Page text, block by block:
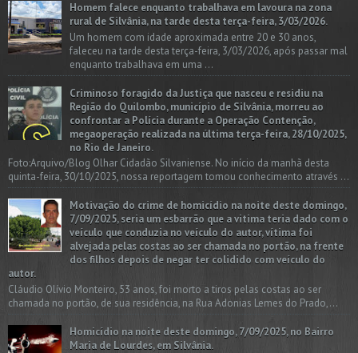
Homem falece enquanto trabalhava em lavoura na zona
rural de Silvânia, na tarde desta terça-feira, 3/03/2026.
Um homem com idade aproximada entre 20 e 30 anos,
faleceu na tarde desta terça-feira, 3/03/2026, após passar mal
enquanto trabalhava em uma ...
Criminoso foragido da Justiça que nasceu e residiu na
Região do Quilombo, município de Silvânia, morreu ao
confrontar a Polícia durante a Operação Contenção,
megaoperação realizada na última terça-feira, 28/10/2025,
no Rio de Janeiro.
Foto:Arquivo/Blog Olhar Cidadão Silvaniense. No início da manhã desta
quinta-feira, 30/10/2025, nossa reportagem tomou conhecimento através ...
Motivação do crime de homicídio na noite deste domingo,
7/09/2025, seria um esbarrão que a vitima teria dado com o
veículo que conduzia no veículo do autor, vítima foi
alvejada pelas costas ao ser chamada no portão, na frente
dos filhos depois de negar ter colidido com veículo do
autor.
Cláudio Olívio Monteiro, 53 anos, foi morto a tiros pelas costas ao ser
chamada no portão, de sua residência, na Rua Adonias Lemes do Prado,...
Homicídio na noite deste domingo, 7/09/2025, no Bairro
Maria de Lourdes, em Silvânia.